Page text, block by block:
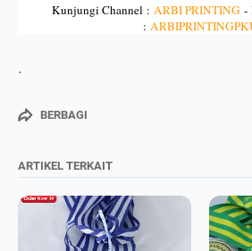
Kunjungi Channel : ARBI PRINTING -
:
.
BERBAGI
ARTIKEL TERKAIT